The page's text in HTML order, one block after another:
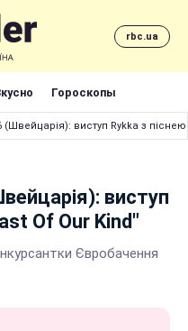
rbc.ua
Гороскопы
виступ Rykka з
виступ
Of Our Kind"
Євробачення